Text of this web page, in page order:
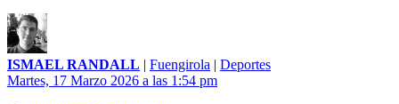
ISMAEL RANDALL | Fuengirola | Deportes
Martes, 17 Marzo 2026 a las 1:54 pm